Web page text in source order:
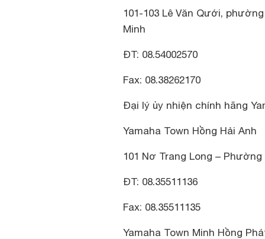
101-103 Lê Văn Qưới,
Minh
ĐT: 08.54002570
Fax: 08.38262170
Đại lý ủy nhiện chính hãng
Yamaha Town Hồng Hải Anh
101 Nơ Trang Long –
ĐT: 08.35511136
Fax: 08.35511135
Yamaha Town Minh Hồng